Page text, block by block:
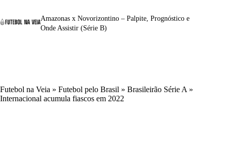
Amazonas x Novorizontino – Palpite, Prognóstico e
Onde Assistir (Série B)
Futebol na Veia » Futebol pelo Brasil » Brasileirão Série A »
Internacional acumula fiascos em 2022